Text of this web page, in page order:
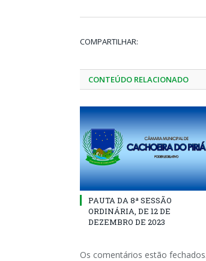
COMPARTILHAR:
CONTEÚDO RELACIONADO
PAUTA DA 8ª SESSÃO
ORDINÁRIA, DE 12 DE
DEZEMBRO DE 2023
Os comentários estão fechados.